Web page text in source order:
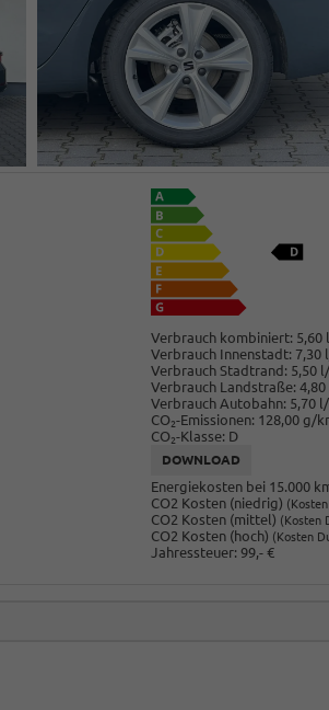
Verbrauch kombiniert: 5,60
Verbrauch Innenstadt: 7,30
Verbrauch Stadtrand: 5,50
Verbrauch Landstraße:
Verbrauch Autobahn: 5,70
CO2-Emissionen: 128,00 g/
CO2-Klasse: D
DOWNLOAD
Energiekosten bei 15.000
CO2 Kosten (niedrig)
CO2 Kosten (mittel) (Kosten
CO2 Kosten (hoch) (Kosten
Jahressteuer: 99,- €